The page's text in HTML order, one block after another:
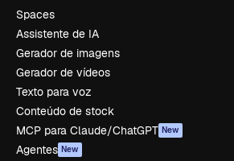
Spaces
Assistente de IA
Gerador de imagens
Gerador de vídeos
Texto para voz
Conteúdo de stock
MCP para Claude/ChatGPT New
Agentes New